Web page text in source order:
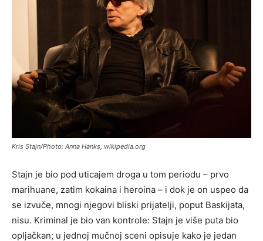
Kris Stajn/Photo: Anna Hanks, wikipedia.org
Stajn je bio pod uticajem droga u tom periodu – prvo
marihuane, zatim kokaina i heroina – i dok je on uspeo da
se izvuče, mnogi njegovi bliski prijatelji, poput Baskijata,
nisu. Kriminal je bio van kontrole: Stajn je više puta bio
opljačkan; u jednoj mučnoj sceni opisuje kako je jedan